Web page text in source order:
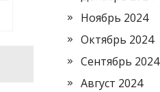
Ноябрь 2024
Октябрь 2024
Сентябрь 2024
Август 2024